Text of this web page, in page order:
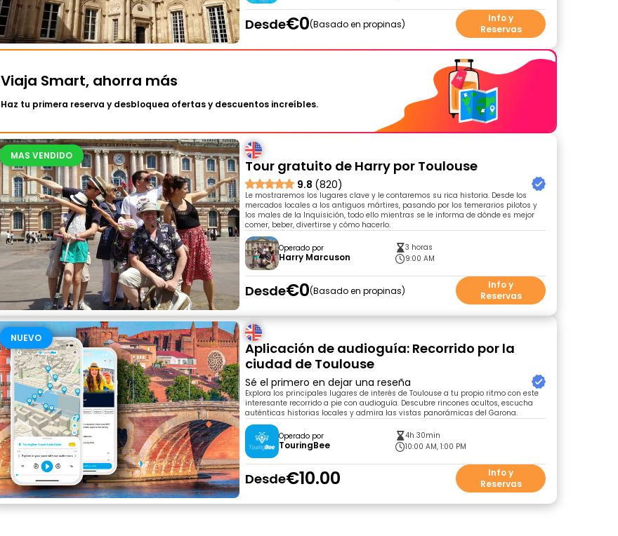
Desde€0 Basado en propinas
Info y
Reservas
Viaja Smart, ahorra más
Haz tu primera reserva y desbloquea ofertas y descuentos increíbles.
MAS VENDIDO
Tour gratuito de Harry por Toulouse
9.8 (820)
Le mostraremos los lugares clave y le contaremos su rica historia. Desde los
mercados locales a los antiguos mártires, pasando por los temerarios pilotos y
los males de la Inquisición, todo ello mientras se le informa de dónde es mejor
comer, beber, divertirse y cómo hacerlo.
Operado por
Harry Marcuson
3 horas
9:00 AM
Desde€0 Basado en propinas
Info y
Reservas
NUEVO
Aplicación de audioguía: Recorrido por la
ciudad de Toulouse
Sé el primero en dejar una reseña
Explora los principales lugares de interés de Toulouse a tu propio ritmo con este
interesante recorrido a pie con audioguía. Descubre rincones ocultos, escucha
auténticas historias locales y admira las vistas panorámicas del Garona.
Operado por
TouringBee
4h 30min
10:00 AM, 1:00 PM
Desde€10.00
Info y
Reservas